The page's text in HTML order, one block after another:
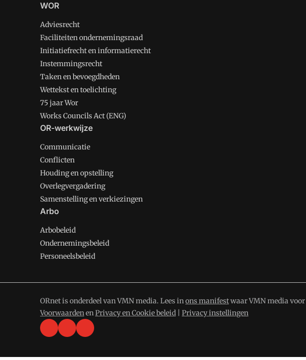
WOR
Adviesrecht
Faciliteiten ondernemingsraad
Initiatiefrecht en informatierecht
Instemmingsrecht
Taken en bevoegdheden
Wettekst en toelichting
75 jaar Wor
Works Councils Act (ENG)
OR-werkwijze
Communicatie
Conflicten
Houding en opstelling
Overlegvergadering
Samenstelling en verkiezingen
Arbo
Arbobeleid
Ondernemingsbeleid
Personeelsbeleid
ORnet is onderdeel van VMN media. Lees inons manifestwaar VMN media
VoorwaardenenPrivacy en Cookie beleid Privacy instellingen